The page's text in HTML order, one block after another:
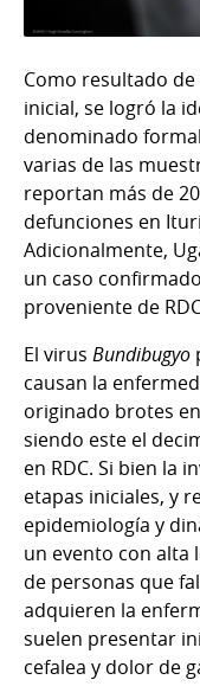
Como resultado
inicial, se logró la
denominado
varias de las
reportan más de
defunciones en
Adicionalmente,
un caso
proveniente de
El virus Bundibugyo
causan la
originado brotes
siendo este el
en RDC. Si bien la
etapas iniciales, y
epidemiología y
un evento con alta
de personas que
adquieren la
suelen presentar
cefalea y dolor de